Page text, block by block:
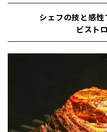
シェフの技と感
ビスト